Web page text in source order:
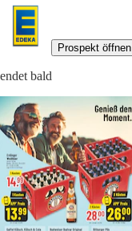
Prospekt öffnen
endet bald